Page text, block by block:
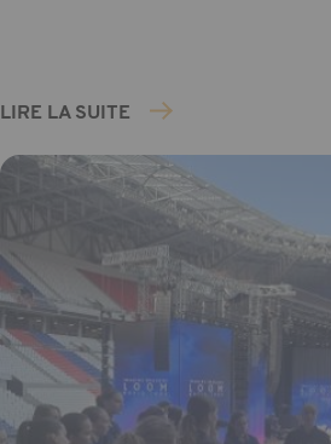
LIRE LA SUITE